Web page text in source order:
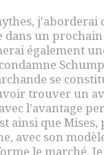
j'aborderai
un
également
se
trouver un
l'avantage
ainsi que Mises,
avec son
le marché.